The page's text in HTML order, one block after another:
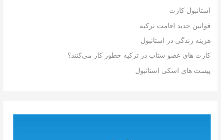
استانبول کارت
قوانین جدید اقامت ترکیه
هزینه زندگی در استانبول
کارت های عضو شتاب در ترکیه چطور کار می‌کنند؟
پیست های اسکی استانبول